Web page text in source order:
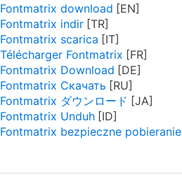
Fontmatrix download
Fontmatrix indir
Fontmatrix scarica
Télécharger Fontmatrix
Fontmatrix Download
Fontmatrix Скачать
Fontmatrix ダウンロード
Fontmatrix Unduh
Fontmatrix bezpieczne pobieranie